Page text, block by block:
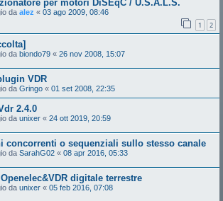
per motori DiSEqC / U.S.A.L.S.
da alez « 03 ago 2009, 08:46
1 2
da biondo79 « 26 nov 2008, 15:07
VDR
da Gringo « 01 set 2008, 22:35
2.4.0
da unixer « 24 ott 2019, 20:59
concorrenti o sequenziali sullo stesso canale
da SarahG02 « 08 apr 2016, 05:33
digitale terrestre
da unixer « 05 feb 2016, 07:08